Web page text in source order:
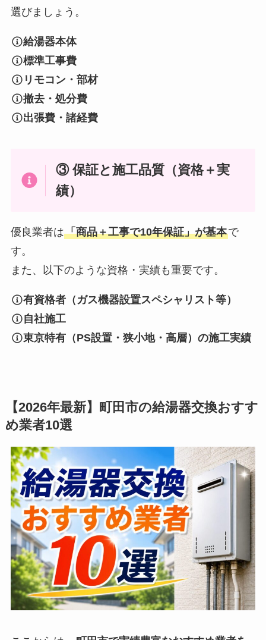
選びましょう。
給湯器本体
標準工事費
リモコン・部材
撤去・処分費
出張費・諸経費
③ 保証と施工品質（資格＋実
績）
優良業者は「商品＋工事で10年保証」が基本で
す。
また、以下のような資格・実績も重要です。
有資格者（ガス機器設置スペシャリスト等）
自社施工
東京特有（PS設置・狭小地・高層）の施工実績
【2026年最新】町田市の給湯器交換おすす
め業者10選